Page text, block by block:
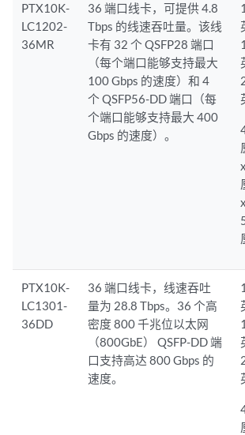
PTX10K-
LC1202-
36MR
36 端口线卡，可提供 4.8
Tbps 的线速吞吐量。该线
卡有 32 个 QSFP28 端口
（每个端口能够支持最大
100 Gbps 的速度）和 4
个 QSFP56-DD 端口（每
个端口能够支持最大 400
Gbps 的速度）。
x
PTX10K-
LC1301-
36DD
36 端口线卡，线速吞吐
量为 28.8 Tbps。36 个高
密度 800 千兆位以太网
（800GbE） QSFP-DD 端
口支持高达 800 Gbps 的
速度。